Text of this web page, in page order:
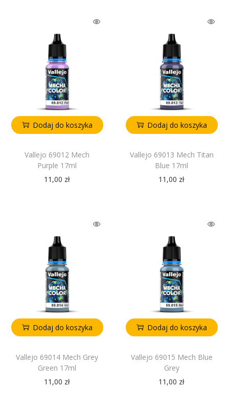
Dodaj do koszyka
Vallejo 69012 Mech
Purple 17ml
11,00 zł
Dodaj do koszyka
Vallejo 69013 Mech Titan
Blue 17ml
11,00 zł
Dodaj do koszyka
Vallejo 69014 Mech Grey
Green 17ml
11,00 zł
Dodaj do koszyka
Vallejo 69015 Mech Blue
Grey
11,00 zł